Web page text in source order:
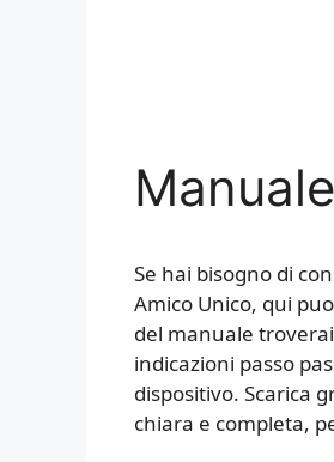
Se hai bisogno di
Amico Unico, qui
del manuale
indicazioni passo
dispositivo. Scarica
chiara e completa,